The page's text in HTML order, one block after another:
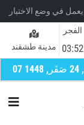
مدينة طشقند
الفجر
03:52